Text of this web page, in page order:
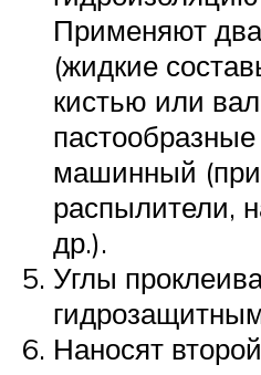
Применяют
(жидкие
кистью или
машинный
распылители,
др.).
Углы
Наносят